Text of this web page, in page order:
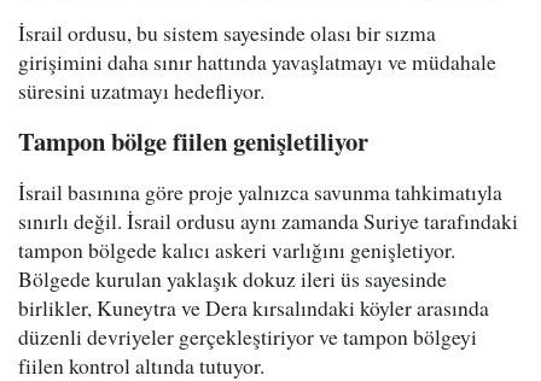
İsrail ordusu, bu sistem sayesinde olası bir sızma
girişimini daha sınır hattında yavaşlatmayı ve müdahale
süresini uzatmayı hedefliyor.
Tampon bölge fiilen genişletiliyor
İsrail basınına göre proje yalnızca savunma tahkimatıyla
sınırlı değil. İsrail ordusu aynı zamanda Suriye tarafındaki
tampon bölgede kalıcı askeri varlığını genişletiyor.
Bölgede kurulan yaklaşık dokuz ileri üs sayesinde
birlikler, Kuneytra ve Dera kırsalındaki köyler arasında
düzenli devriyeler gerçekleştiriyor ve tampon bölgeyi
fiilen kontrol altında tutuyor.